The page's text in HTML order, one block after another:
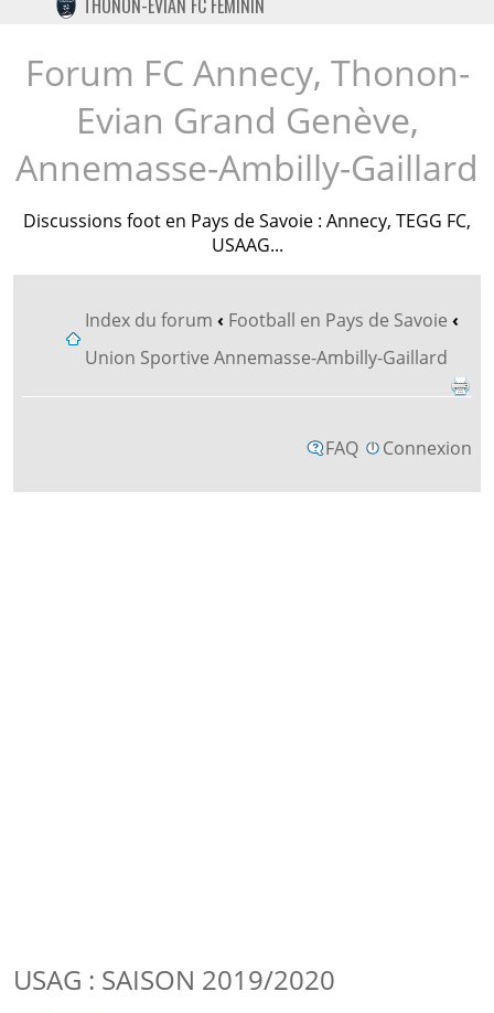
TWITTER
INSTAGRAM
THONON-EVIAN FC FÉMININ
Forum FC Annecy, Thonon-
Evian Grand Genève,
Annemasse-Ambilly-Gaillard
Discussions foot en Pays de Savoie : Annecy, TEGG FC,
USAAG...
Index du forum ‹ Football en Pays de Savoie ‹
Union Sportive Annemasse-Ambilly-Gaillard
FAQ Connexion
USAG : SAISON 2019/2020